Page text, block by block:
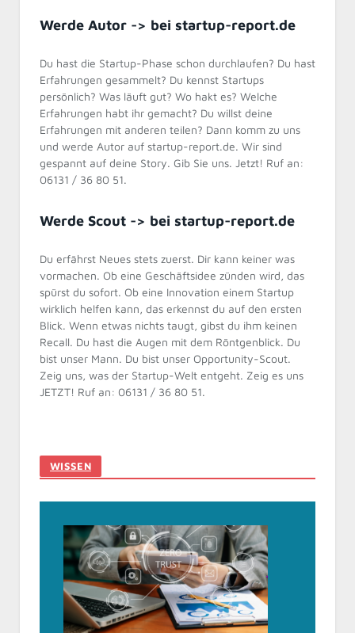
Werde Autor -> bei startup-report.de
Du hast die Startup-Phase schon durchlaufen? Du hast
Erfahrungen gesammelt? Du kennst Startups
persönlich? Was läuft gut? Wo hakt es? Welche
Erfahrungen habt ihr gemacht? Du willst deine
Erfahrungen mit anderen teilen? Dann komm zu uns
und werde Autor auf startup-report.de. Wir sind
gespannt auf deine Story. Gib Sie uns. Jetzt! Ruf an:
06131 / 36 80 51.
Werde Scout -> bei startup-report.de
Du erfährst Neues stets zuerst. Dir kann keiner was
vormachen. Ob eine Geschäftsidee zünden wird, das
spürst du sofort. Ob eine Innovation einem Startup
wirklich helfen kann, das erkennst du auf den ersten
Blick. Wenn etwas nichts taugt, gibst du ihm keinen
Recall. Du hast die Augen mit dem Röntgenblick. Du
bist unser Mann. Du bist unser Opportunity-Scout.
Zeig uns, was der Startup-Welt entgeht. Zeig es uns
JETZT! Ruf an: 06131 / 36 80 51.
WISSEN